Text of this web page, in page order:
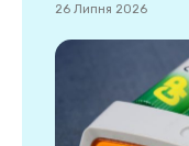
26 Липня 2026